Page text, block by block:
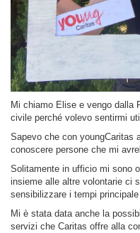
Mi chiamo Elise e vengo dalla
civile perché volevo sentirmi
Sapevo che con youngCaritas
conoscere persone che mi
Solitamente in ufficio mi sono
insieme alle altre volontarie ci
sensibilizzare i tempi
Mi è stata data anche la
servizi che Caritas offre alla